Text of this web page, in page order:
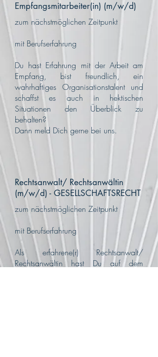
Empfangsmitarbeiter(in) (m/w/d)
zum nächstmöglichen Zeitpunkt
mit Berufserfahrung
Du hast Erfahrung mit der Arbeit am
Empfang, bist freundlich, ein
wahrhaftiges Organisationstalent und
schaffst es auch in hektischen
Situationen den Überblick zu
behalten?
Dann meld Dich gerne bei uns.
Rechtsanwalt/ Rechtsanwältin
(m/w/d) - GESELLSCHAFTSRECHT
zum nächstmöglichen Zeitpunkt
mit Berufserfahrung
Als erfahrene(r) Rechtsanwalt/
Rechtsanwältin hast Du auf dem